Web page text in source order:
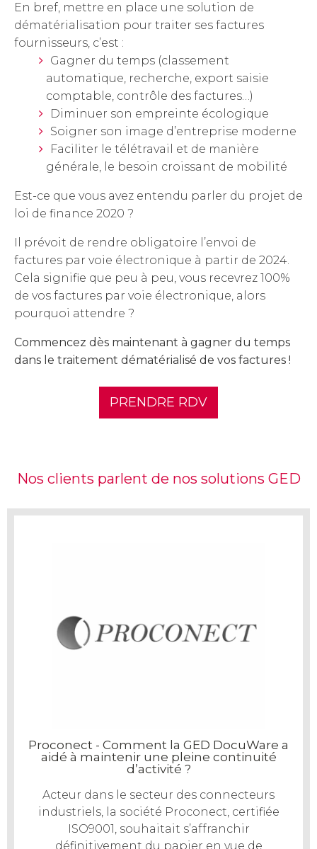
En bref, mettre en place une solution de
dématérialisation pour traiter ses factures
fournisseurs, c’est :
Gagner du temps (classement
automatique, recherche, export saisie
comptable, contrôle des factures…)
Diminuer son empreinte écologique
Soigner son image d’entreprise moderne
Faciliter le télétravail et de manière
générale, le besoin croissant de mobilité
Est-ce que vous avez entendu parler du projet de
loi de finance 2020 ?
Il prévoit de rendre obligatoire l’envoi de
factures par voie électronique à partir de 2024.
Cela signifie que peu à peu, vous recevrez 100%
de vos factures par voie électronique, alors
pourquoi attendre ?
Commencez dès maintenant à gagner du temps
dans le traitement dématérialisé de vos factures !
PRENDRE RDV
Nos clients parlent de nos solutions GED
Proconect - Comment la GED DocuWare a
aidé à maintenir une pleine continuité
d’activité ?
Acteur dans le secteur des connecteurs
industriels, la société Proconect, certifiée
ISO9001, souhaitait s’affranchir
définitivement du papier en vue de